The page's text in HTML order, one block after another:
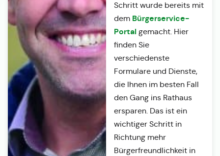
Schritt wurde bereits mit
dem Bürgerservice-
Portalgemacht. Hier
finden Sie
verschiedenste
Formulare und Dienste,
die Ihnen im besten Fall
den Gang ins Rathaus
ersparen. Das ist ein
wichtiger Schritt in
Richtung mehr
Bürgerfreundlichkeit in